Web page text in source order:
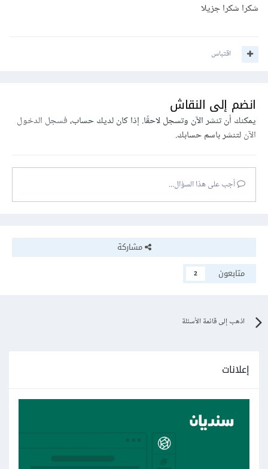
شكرا شكرا جزيلا
اقتباس
انضم إلى النقاش
يمكنك أن تنشر الآن وتسجل لاحقًا. إذا كان لديك حساب،فسجل الدخول
الآنلتنشر باسم حسابك.
أجب على هذا السؤال...
مشاركة
متابعون
2
اذهب إلى قائمة الأسئلة
إعلانات